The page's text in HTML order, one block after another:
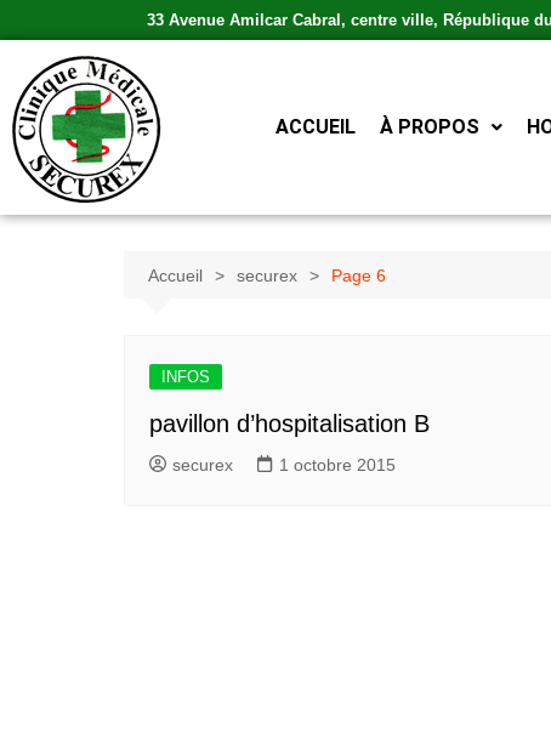
33 Avenue Amilcar Cabral, centre ville, République
ACCUEIL À PROPOS
Accueil securex Page 6
INFOS
pavillon d’hospitalisation B
securex 1 octobre 2015